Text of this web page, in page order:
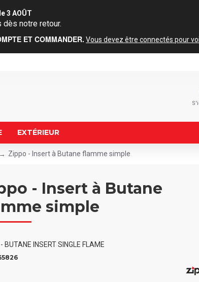
3 AOÛT
notre retour.
ET COMMANDER. Vous devez être connectés pour
EXTÉRIEUR
Zippo - Insert à Butane flamme simple
- Insert à Butane
simple
BUTANE INSERT SINGLE FLAME